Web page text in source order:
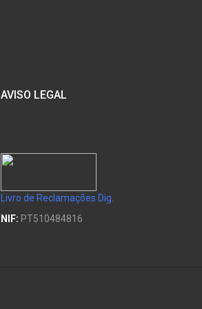
AVISO LEGAL
Livro de Reclamações Dig.
NIF: PT510484816